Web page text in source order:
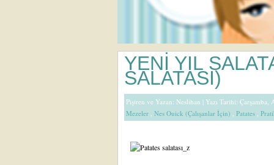
YENİ YIL
SALATASI)
Pişiren ve Yazan: Neslihan | Yazı Tarihi: Çarşamba,
Mezeler , Nes Ouick (Çalışanlar İçin) , Patates ,